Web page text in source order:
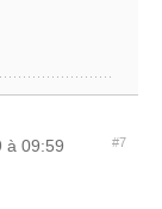
à 09:59 #7